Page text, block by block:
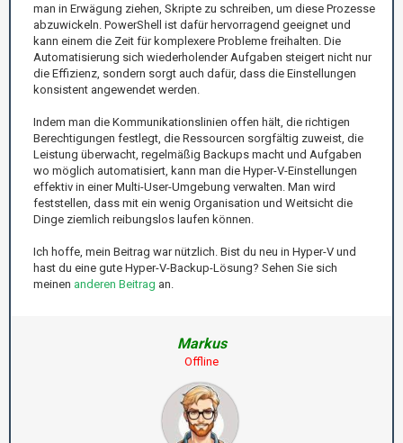
man in Erwägung ziehen, Skripte zu schreiben, um diese Prozesse
abzuwickeln. PowerShell ist dafür hervorragend geeignet und
kann einem die Zeit für komplexere Probleme freihalten. Die
Automatisierung sich wiederholender Aufgaben steigert nicht nur
die Effizienz, sondern sorgt auch dafür, dass die Einstellungen
konsistent angewendet werden.
Indem man die Kommunikationslinien offen hält, die richtigen
Berechtigungen festlegt, die Ressourcen sorgfältig zuweist, die
Leistung überwacht, regelmäßig Backups macht und Aufgaben
wo möglich automatisiert, kann man die Hyper-V-Einstellungen
effektiv in einer Multi-User-Umgebung verwalten. Man wird
feststellen, dass mit ein wenig Organisation und Weitsicht die
Dinge ziemlich reibungslos laufen können.
Ich hoffe, mein Beitrag war nützlich. Bist du neu in Hyper-V und
hast du eine gute Hyper-V-Backup-Lösung? Sehen Sie sich
meinen anderen Beitrag an.
Markus
Offline